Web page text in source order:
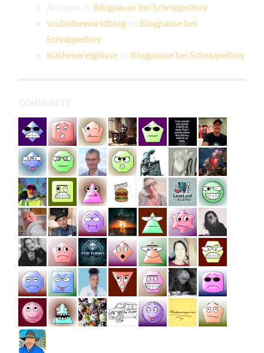
Blogpause bei Schnippelboy
scubatheworldblog
Blogpause bei
Schnippelboy
Küchenereignisse
Blogpause bei Schnippelboy